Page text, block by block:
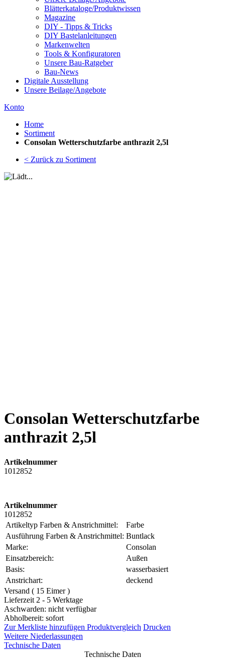
Blätterkataloge/Produktwissen
Magazine
DIY - Tipps & Tricks
DIY Bastelanleitungen
Markenwelten
Tools & Konfiguratoren
Unsere Bau-Ratgeber
Bau-News
Digitale Ausstellung
Unsere Beilage/Angebote
Konto
Home
Sortiment
Consolan Wetterschutzfarbe anthrazit 2,5l
< Zurück zu Sortiment
Consolan Wetterschutzfarbe
anthrazit 2,5l
Artikelnummer
1012852
Artikelnummer
1012852
Artikeltyp Farben & Anstrichmittel:
Farbe
Ausführung Farben & Anstrichmittel: Buntlack
Marke:
Consolan
Einsatzbereich:
Außen
Basis:
wasserbasiert
Anstrichart:
deckend
Versand ( 15 Eimer )
Lieferzeit 2 - 5 Werktage
Aschwarden: nicht verfügbar
Abholbereit: sofort
Zur Merkliste hinzufügen Produktvergleich Drucken
Weitere Niederlassungen
Technische Daten
Technische Daten